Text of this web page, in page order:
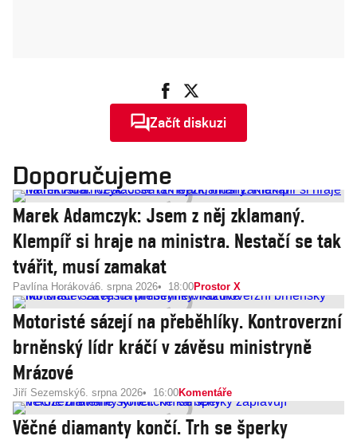
Začít diskuzi
Doporučujeme
Marek Adamczyk: Jsem z něj zklamaný.
Klempíř si hraje na ministra. Nestačí se tak
tvářit, musí zamakat
Pavlína Horáková6. srpna 2026 18:00Prostor X
Motoristé sázejí na přeběhlíky. Kontroverzní
brněnský lídr kráčí v závěsu ministryně
Mrázové
Jiří Sezemský6. srpna 2026 16:00Komentáře
Věčné diamanty končí. Trh se šperky